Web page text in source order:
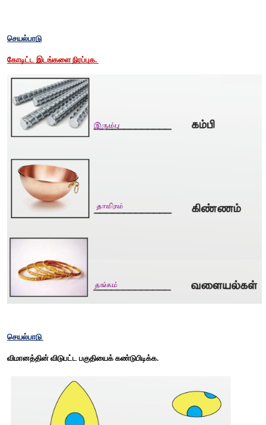
5. துத்தநாகம் இன்றியமையாத அருந்தனிமம் என்று ஏன்
❖ மனித ஆரோக்கியத்திற்கு மிகக் குறைந்த அளவு துத்தநாகம்
நம் உடல் அதிகப்படியான துத்தநாகத்தைச் சேமிக்காது.
❖ அதனால் நம் உண்ணும் உணவில் ஒரு பகுதி
எடுத்துக்கொள்ள வேண்டும்.
இது வெள்ளை இறைச்சி, சிவப்பு இறைச்சி மற்றும் கடல் உணவில்
பாக்சைட் / லிக்னைட் போன்ற சுரங்கத் திட்டங்களின் படங்களைத்
பாக்சைட், லிக்னைட், கிரானைட், கிராஃபைட், சுண்ணாம்பு,
சுரங்கத் திட்டங்கள் தமிழ்நாட்டில் இயங்கி வருகின்றன.